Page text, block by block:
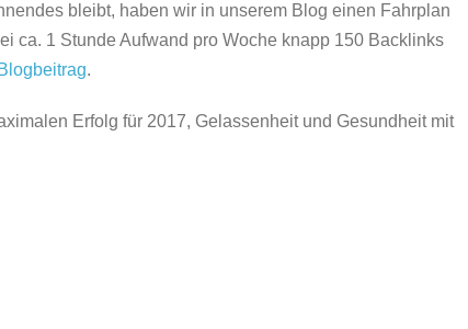
bleibt, haben wir in unserem Blog einen Fahrplan
ca. 1 Stunde Aufwand pro Woche knapp 150 Backlinks
.
Erfolg für 2017, Gelassenheit und Gesundheit mit